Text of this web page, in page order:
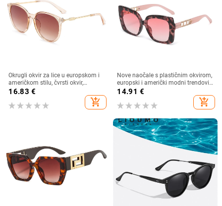
Okrugli okvir za lice u europskom i
američkom stilu, čvrsti okvir,
moderne retro okrugle metalne
naočale
16.83 €
add_shopping_cart
Nove naočale s plastičnim okvirom,
europski i američki modni trendovi
s velikim okvirom, sunčane naočale
14.91 €
add_shopping_cart